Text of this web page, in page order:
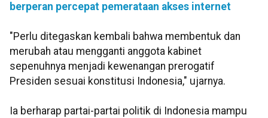
berperan percepat pemerataan akses internet
"Perlu ditegaskan kembali bahwa membentuk dan
merubah atau mengganti anggota kabinet
sepenuhnya menjadi kewenangan prerogatif
Presiden sesuai konstitusi Indonesia," ujarnya.
Ia berharap partai-partai politik di Indonesia mampu